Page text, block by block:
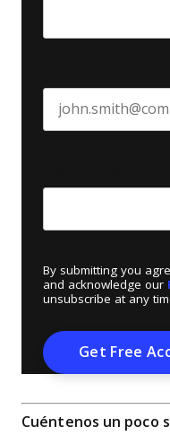
By submitting you
and acknowledge our
unsubscribe at any
Cuéntenos un poco